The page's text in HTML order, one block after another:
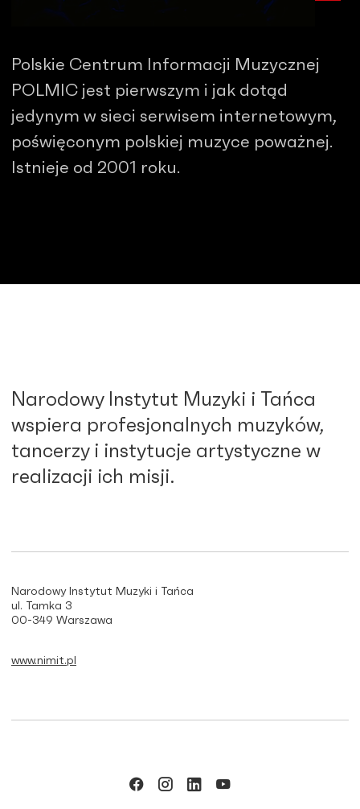
Polskie Centrum Informacji Muzycznej
POLMIC jest pierwszym i jak dotąd
jedynym w sieci serwisem internetowym,
poświęconym polskiej muzyce poważnej.
Istnieje od 2001 roku.
Narodowy Instytut Muzyki i Tańca
wspiera profesjonalnych muzyków,
tancerzy i instytucje artystyczne w
realizacji ich misji.
Narodowy Instytut Muzyki i Tańca
ul. Tamka 3
00-349 Warszawa
www.nimit.pl